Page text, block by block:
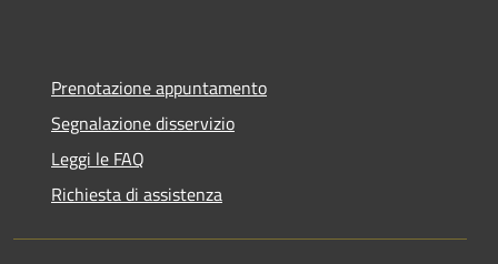
Prenotazione appuntamento
Segnalazione disservizio
Leggi le FAQ
Richiesta di assistenza